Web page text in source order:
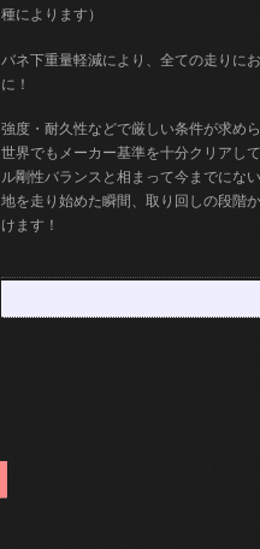
種によります）
バネ下重量軽減により、全ての走りに
に！
強度・耐久性などで厳しい条件が求め
世界でもメーカー基準を十分クリアし
ル剛性バランスと相まって今までにな
地を走り始めた瞬間、取り回しの段階
けます！